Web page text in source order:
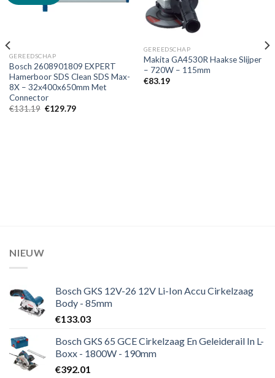
GEREEDSCHAP
Bosch 2608901809 EXPERT
Hamerboor SDS Clean SDS Max-
8X – 32x400x650mm Met
Connector
€131.19 Oorspronkelijke
€129.79Huidige
GEREEDSCHAP
Makita GA4530R Haakse Slijper
– 720W – 115mm
€83.19
NIEUW
Bosch GKS 12V-26 12V Li-Ion Accu Cirkelzaag
Body - 85mm
€133.03
Bosch GKS 65 GCE Cirkelzaag En Geleiderail In L-
Boxx - 1800W - 190mm
€392.01